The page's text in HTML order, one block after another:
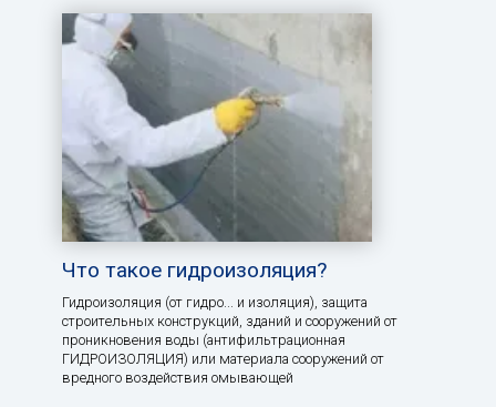
Что такое гидроизоляция?
Гидроизоляция (от гидро... и изоляция), защита
строительных конструкций, зданий и сооружений от
проникновения воды (антифильтрационная
ГИДРОИЗОЛЯЦИЯ) или материала сооружений от
вредного воздействия омывающей